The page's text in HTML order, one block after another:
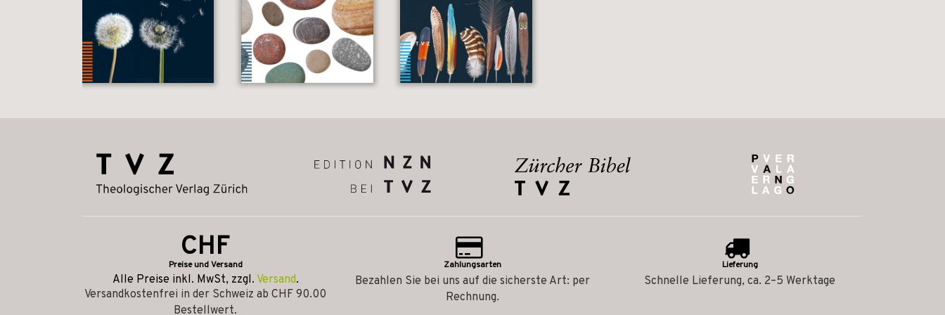
CHF
Preise und Versand
Alle Preise inkl. MwSt, zzgl. Versand.
Versandkostenfrei in der Schweiz ab CHF 90.00
Bestellwert.
Zahlungsarten
Bezahlen Sie bei uns auf die sicherste Art: per
Rechnung.
Lieferung
Schnelle Lieferung, ca. 2–5 Werktage